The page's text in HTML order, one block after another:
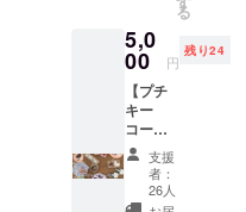
せてい
ただき
ます。
●お礼
のメッ
セージ
る
5,0
00 円
残り24
【プチ
キー
コー
ス】
5000円
●保護
犬シェ
支援
者：
26人